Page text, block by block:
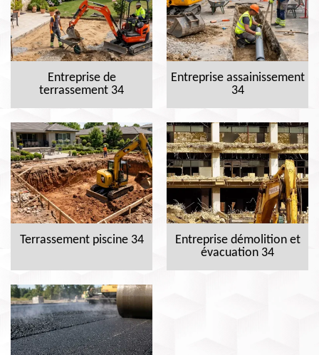
Entreprise de
terrassement 34
Entreprise assainissement
34
Terrassement piscine 34
Entreprise démolition et
évacuation 34